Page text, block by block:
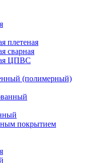
плетеная
сварная
ЦПВС
(полимерный)
покрытием